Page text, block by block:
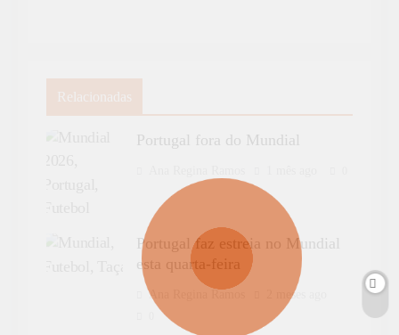
Relacionadas
Portugal fora do Mundial
Portugal faz estreia no Mundial
esta quarta-feira
Ana Regina Ramos 2 meses ago